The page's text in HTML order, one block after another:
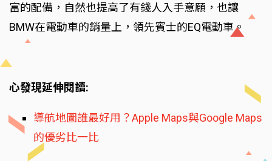
富的配備，自然也提高了有錢人入手意願，也讓
BMW在電動車的銷量上，領先賓士的EQ電動車。
心發現延伸閱讀:
導航地圖誰最好用？Apple Maps與Google Maps
的優劣比一比